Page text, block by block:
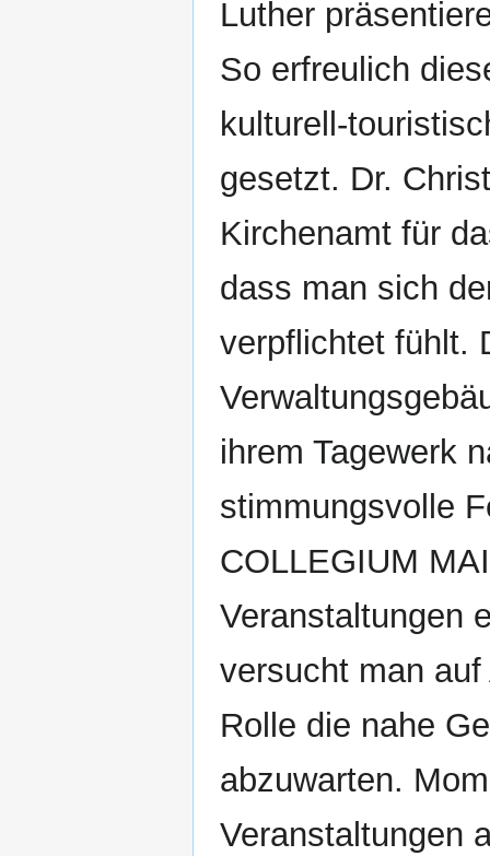
Luther
So erfreulich
kulturell-
gesetzt. Dr.
Kirchenamt für
dass man sich
verpflichtet fühlt.
ihrem Tagewerk
stimmungsvolle
COLLEGIUM
Veranstaltungen
versucht man
Rolle die nahe
abzuwarten.
Veranstaltungen